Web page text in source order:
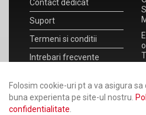
Contact dedicat
Suport
Termeni si conditii
Intrebari frecvente
ANPC
Formular de retragere
Folosim cookie-uri pt a va asigura
buna experienta pe site-ul nostru.
confidentialitate